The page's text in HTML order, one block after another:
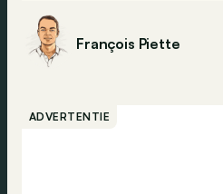
François Piette
ADVERTENTIE